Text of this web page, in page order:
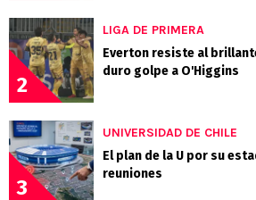
2
LIGA DE PRIMERA
Everton resiste al
duro golpe a O'Higgins
3
UNIVERSIDAD DE CHILE
El plan de la U por su
reuniones